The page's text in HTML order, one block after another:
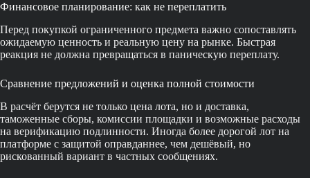
Финансовое планирование: как не переплатить
Перед покупкой ограниченного предмета важно сопоставлять
ожидаемую ценность и реальную цену на рынке. Быстрая
реакция не должна превращаться в паническую переплату.
Сравнение предложений и оценка полной стоимости
В расчёт берутся не только цена лота, но и доставка,
таможенные сборы, комиссии площадки и возможные расходы
на верификацию подлинности. Иногда более дорогой лот на
платформе с защитой оправданнее, чем дешёвый, но
рискованный вариант в частных сообщениях.